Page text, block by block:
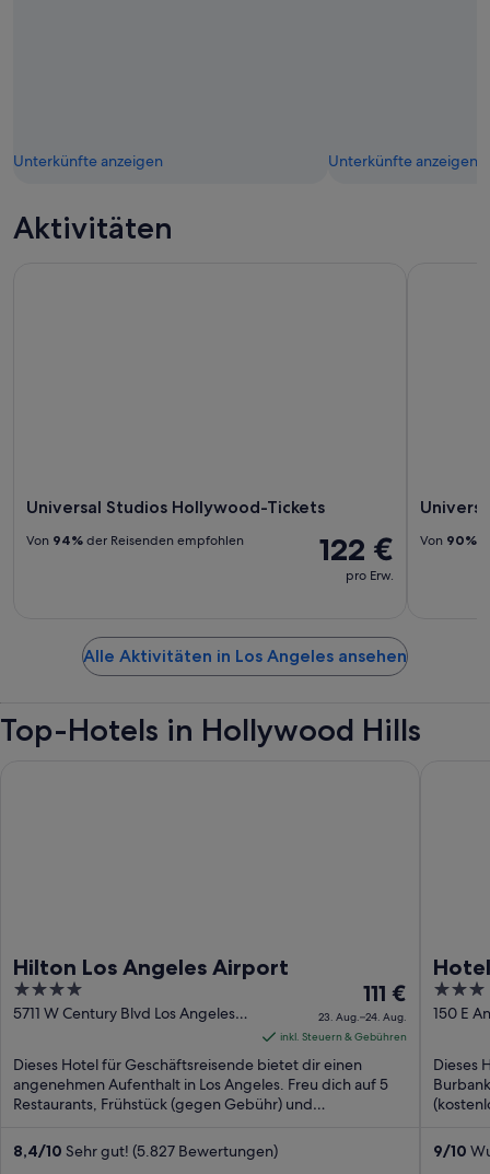
Unterkünfte anzeigen Unterkünfte anzeigen
Aktivitäten
Universal Studios Hollywood-Tickets
122 €
pro Erw.
Von 94% der Reisenden empfohlen Von 90%
Alle Aktivitäten in Los Angeles ansehen
Top-Hotels in Hollywood Hills
Hilton Los Angeles Airport
4
out
5
5711 W Century Blvd Los Angeles
Der
Preis
beträgt
pro
111 €
23. Aug.–24. Aug.
inkl. Steuern & Gebühren
Dieses Hotel für Geschäftsreisende bietet dir einen
angenehmen Aufenthalt in Los Angeles. Freu dich auf 5
Restaurants, Frühstück (gegen Gebühr) und
8,4/10 Sehr gut! (5.827 Bewertungen)
3
out
5
150 E
Dieses
9/10